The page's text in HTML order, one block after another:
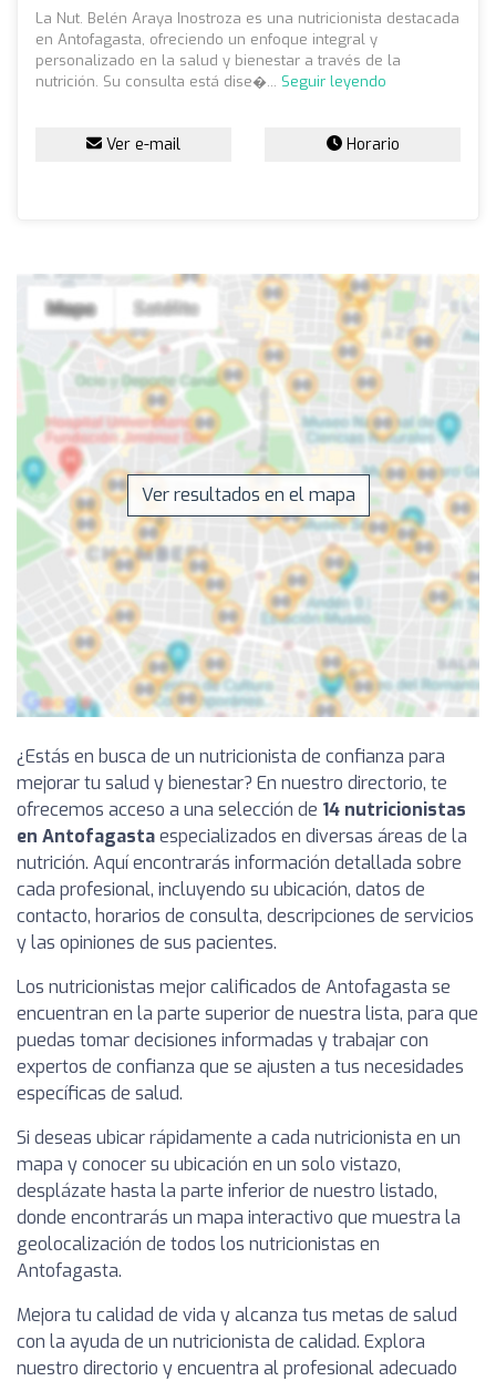
La Nut. Belén Araya Inostroza es una nutricionista destacada
en Antofagasta, ofreciendo un enfoque integral y
personalizado en la salud y bienestar a través de la
nutrición. Su consulta está dise�... Seguir leyendo
Ver e-mail Horario
Ver resultados en el mapa
¿Estás en busca de un nutricionista de confianza para
mejorar tu salud y bienestar? En nuestro directorio, te
ofrecemos acceso a una selección de 14 nutricionistas
en Antofagastaespecializados en diversas áreas de la
nutrición. Aquí encontrarás información detallada sobre
cada profesional, incluyendo su ubicación, datos de
contacto, horarios de consulta, descripciones de servicios
y las opiniones de sus pacientes.
Los nutricionistas mejor calificados de Antofagasta se
encuentran en la parte superior de nuestra lista, para que
puedas tomar decisiones informadas y trabajar con
expertos de confianza que se ajusten a tus necesidades
específicas de salud.
Si deseas ubicar rápidamente a cada nutricionista en un
mapa y conocer su ubicación en un solo vistazo,
desplázate hasta la parte inferior de nuestro listado,
donde encontrarás un mapa interactivo que muestra la
geolocalización de todos los nutricionistas en
Antofagasta.
Mejora tu calidad de vida y alcanza tus metas de salud
con la ayuda de un nutricionista de calidad. Explora
nuestro directorio y encuentra al profesional adecuado